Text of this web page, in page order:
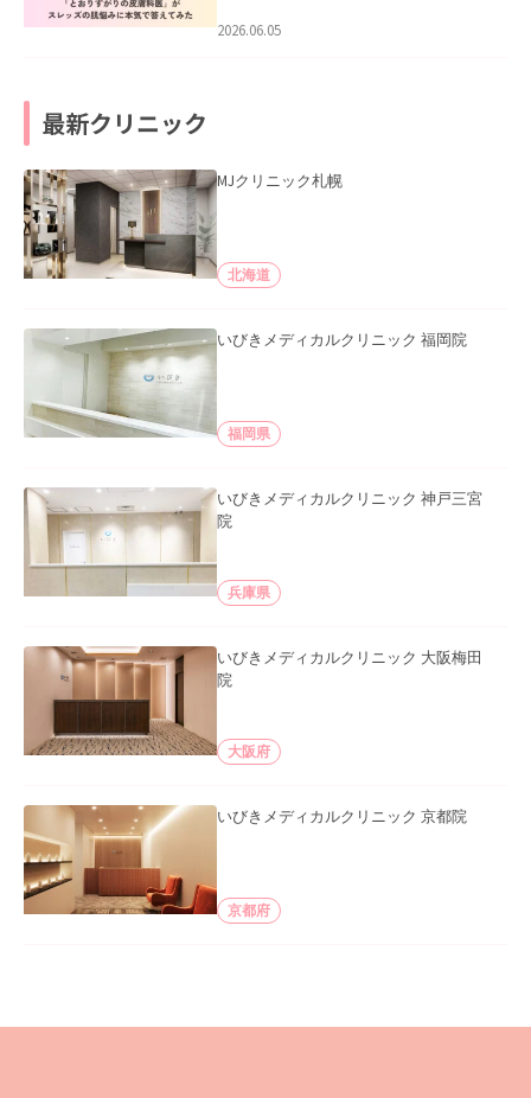
2026.06.05
最新クリニック
MJクリニック札幌
北海道
いびきメディカルクリニック 福岡院
福岡県
いびきメディカルクリニック 神戸三宮
院
兵庫県
いびきメディカルクリニック 大阪梅田
院
大阪府
いびきメディカルクリニック 京都院
京都府